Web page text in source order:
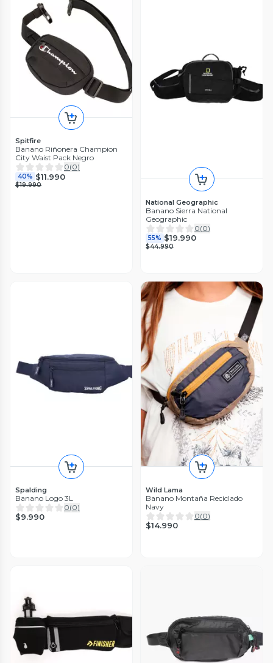
Spitfire
Banano Riñonera Champion
City Waist Pack Negro
0(0)
40% $11.990
$19.990
National Geographic
Banano Sierra National
Geographic
0(0)
55% $19.990
$44.990
Spalding
Banano Logo 3L
0(0)
$9.990
Wild Lama
Banano Montaña Reciclado
Navy
0(0)
$14.990